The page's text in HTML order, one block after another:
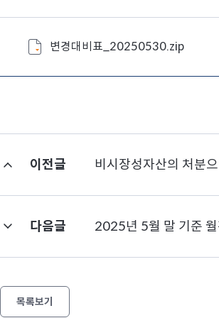
변경대비표_20250530.zip
이전글 비시장성자산의 처분
다음글 2025년 5월 말 기준
목록보기